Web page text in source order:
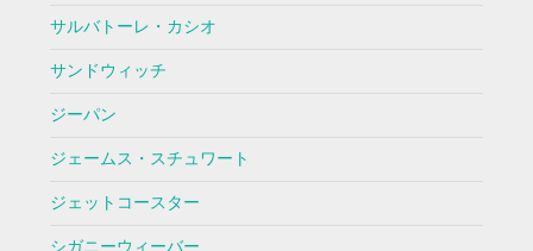
サルバトーレ・カシオ
サンドウィッチ
ジーパン
ジェームス・スチュワート
ジェットコースター